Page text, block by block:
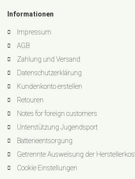
Informationen
Impressum
AGB
Zahlung und Versand
Datenschutzerklärung
Kundenkonto erstellen
Retouren
Notes for foreign customers
Unterstützung Jugendsport
Batterieentsorgung
Getrennte Ausweisung der
Cookie Einstellungen